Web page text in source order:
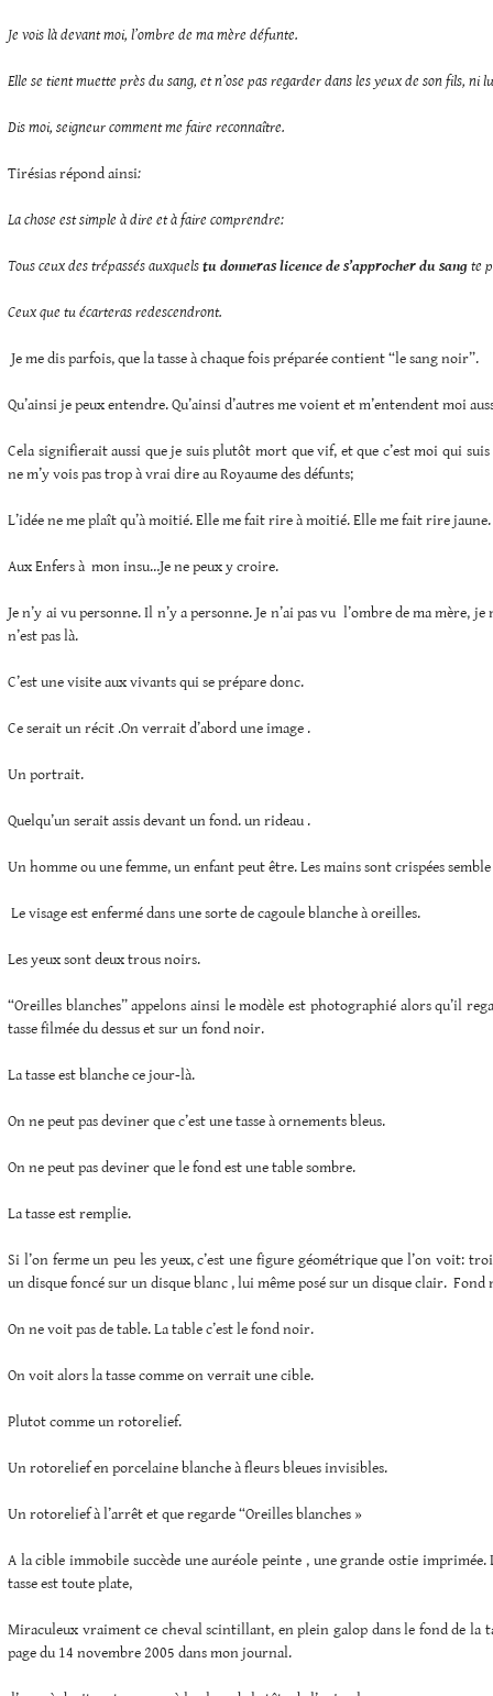
Je vois là devant moi, l’ombre de ma mère défunte.
Elle se tient muette près du sang, et n’ose pas regarder dans les yeux de son fils, ni
Dis moi, seigneur comment me faire reconnaître.
Tirésias répond ainsi:
La chose est simple à dire et à faire comprendre:
Tous ceux des trépassés auxquelstu donneras licence de s’approcher du sangte
Ceux que tu écarteras redescendront.
Je me dis parfois, que la tasse à chaque fois préparée contient “le sang noir”.
Qu’ainsi je peux entendre. Qu’ainsi d’autres me voient et m’entendent moi
Cela signifierait aussi que je suis plutôt mort que vif, et que c’est moi qui suis
ne m’y vois pas trop à vrai dire au Royaume des défunts;
L’idée ne me plaît qu’à moitié. Elle me fait rire à moitié. Elle me fait rire jaune.
Aux Enfers à mon insu…Je ne peux y croire.
Je n’y ai vu personne. Il n’y a personne. Je n’ai pas vu l’ombre de ma mère, je
n’est pas là.
C’est une visite aux vivants qui se prépare donc.
Ce serait un récit .On verrait d’abord une image .
Un portrait.
Quelqu’un serait assis devant un fond. un rideau .
Un homme ou une femme, un enfant peut être. Les mains sont crispées
Le visage est enfermé dans une sorte de cagoule blanche à oreilles.
Les yeux sont deux trous noirs.
“Oreilles blanches” appelons ainsi le modèle est photographié alors qu’il
tasse filmée du dessus et sur un fond noir.
La tasse est blanche ce jour-là.
On ne peut pas deviner que c’est une tasse à ornements bleus.
On ne peut pas deviner que le fond est une table sombre.
La tasse est remplie.
Si l’on ferme un peu les yeux, c’est une figure géométrique que l’on voit:
un disque foncé sur un disque blanc , lui même posé sur un disque clair. Fond
On ne voit pas de table. La table c’est le fond noir.
On voit alors la tasse comme on verrait une cible.
Plutot comme un rotorelief.
Un rotorelief en porcelaine blanche à fleurs bleues invisibles.
Un rotorelief à l’arrêt et que regarde “Oreilles blanches »
A la cible immobile succède une auréole peinte , une grande ostie imprimée.
tasse est toute plate,
Miraculeux vraiment ce cheval scintillant, en plein galop dans le fond de la
page du 14 novembre 2005 dans mon journal.